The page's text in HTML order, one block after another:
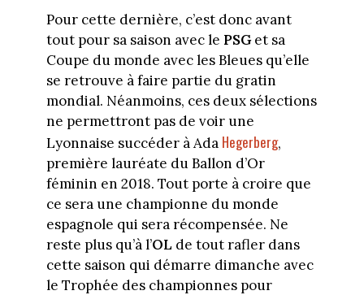
Pour cette dernière, c’est donc avant
tout pour sa saison avec le PSGet sa
Coupe du monde avec les Bleues qu’elle
se retrouve à faire partie du gratin
mondial. Néanmoins, ces deux sélections
ne permettront pas de voir une
Lyonnaise succéder à Ada Hegerberg,
première lauréate du Ballon d’Or
féminin en 2018. Tout porte à croire que
ce sera une championne du monde
espagnole qui sera récompensée. Ne
reste plus qu’à l’OL de tout rafler dans
cette saison qui démarre dimanche avec
le Trophée des championnes pour